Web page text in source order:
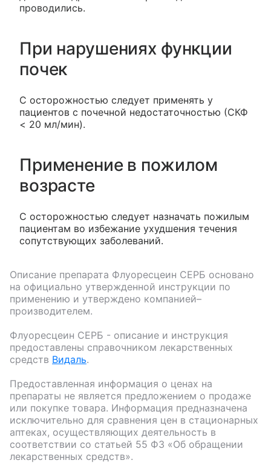
проводились.
При нарушениях функции
почек
С осторожностью следует применять у
пациентов с почечной недостаточностью (СКФ
< 20 мл/мин).
Применение в пожилом
возрасте
С осторожностью следует назначать пожилым
пациентам во избежание ухудшения течения
сопутствующих заболеваний.
Описание препарата Флуоресцеин СЕРБ основано
на официально утвержденной инструкции по
применению и утверждено компанией–
производителем.
Флуоресцеин СЕРБ - описание и инструкция
предоставлены справочником лекарственных
средств Видаль.
Предоставленная информация о ценах на
препараты не является предложением о продаже
или покупке товара. Информация предназначена
исключительно для сравнения цен в стационарных
аптеках, осуществляющих деятельность в
соответствии со статьей 55 ФЗ «Об обращении
лекарственных средств».